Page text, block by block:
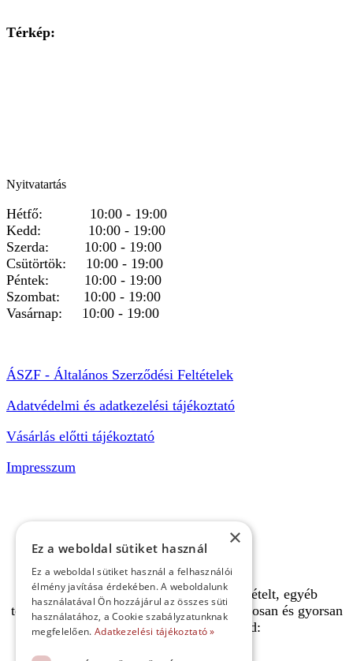
Térkép:
Nyitvatartás
Hétfő: 10:00 - 19:00
Kedd: 10:00 - 19:00
Szerda: 10:00 - 19:00
Csütörtök: 10:00 - 19:00
Péntek: 10:00 - 19:00
Szombat: 10:00 - 19:00
Vasárnap: 10:00 - 19:00
ÁSZF - Általános Szerződési Feltételek
Adatvédelmi és adatkezelési tájékoztató
Vásárlás előtti tájékoztató
Impresszum
A pályafoglalást, gokartverseny részvételt, egyéb
termékeinket, szolgáltatásainkat biztonságosan és gyorsan
bankkártyával is kifizetheted:
×
Ez a weboldal sütiket használ
Ez a weboldal sütiket használ a felhasználói
élmény javítása érdekében. A weboldalunk
használatával Ön hozzájárul az összes süti
használatához, a Cookie szabályzatunknak
megfelelően. Adatkezelési tájékoztató »